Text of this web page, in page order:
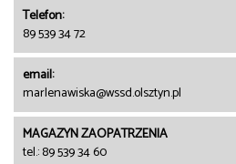
Telefon:
89 539 34 72
email:
marlenawiska@wssd.olsztyn.pl
MAGAZYN ZAOPATRZENIA
tel.: 89 539 34 60